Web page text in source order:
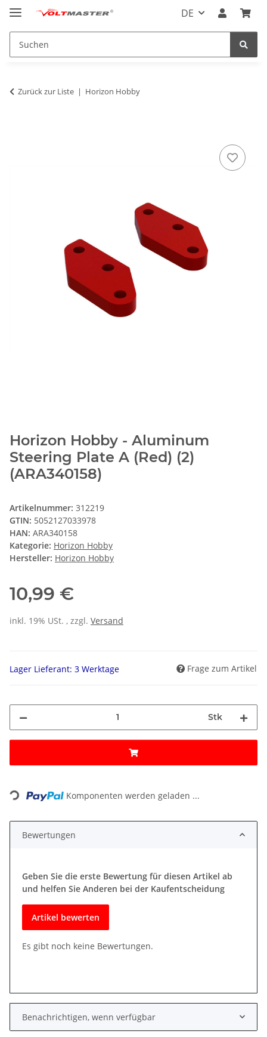
DE
Zurück zur Liste Horizon Hobby
Horizon Hobby - Aluminum
Steering Plate A (Red) (2)
(ARA340158)
Artikelnummer: 312219
GTIN: 5052127033978
HAN: ARA340158
Kategorie: Horizon Hobby
Hersteller: Horizon Hobby
10,99 €
inkl. 19% USt. , zzgl. Versand
Lager Lieferant: 3 Werktage Frage zum Artikel
Stk
Komponenten werden geladen ...
Bewertungen
Geben Sie die erste Bewertung für diesen Artikel ab
und helfen Sie Anderen bei der Kaufentscheidung
Artikel bewerten
Es gibt noch keine Bewertungen.
Benachrichtigen, wenn verfügbar